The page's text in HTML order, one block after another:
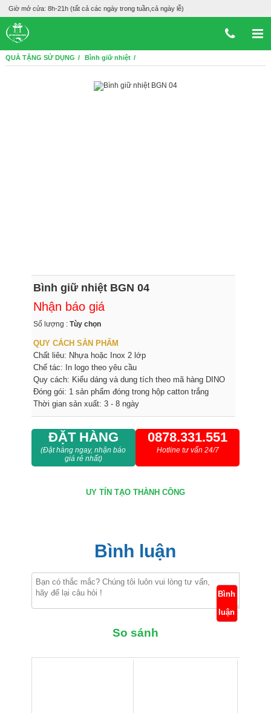
Giờ mở cửa: 8h-21h (tất cả các ngày trong tuần,cả ngày lễ)
QUÀ TẶNG SỬ DỤNG Bình giữ nhiệt
Bình giữ nhiệt BGN 04
Nhận báo giá
Số lượng :Tùy chọn
QUY CÁCH SẢN PHẨM
Chất liêu: Nhựa hoặc Inox 2 lớp
Chế tác: In logo theo yêu cầu
Quy cách: Kiểu dáng và dung tích theo mã hàng DINO
Đóng gói: 1 sản phẩm đóng trong hộp catton trắng
Thời gian sản xuất: 3 - 8 ngày
ĐẶT HÀNG
(Đặt hàng ngay, nhận báo
giá rẻ nhất)
0878.331.551
Hotline tư vấn 24/7
UY TÍN TẠO THÀNH CÔNG
Bình luận
Bình
luận
So sánh